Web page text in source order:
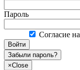
Пароль
Согласие на
Войти
Забыли пароль?
×Close